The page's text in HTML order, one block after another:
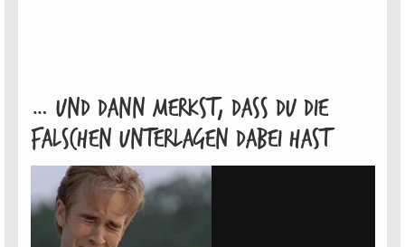
… Und dann merkst, dass du die
falschen Unterlagen dabei hast